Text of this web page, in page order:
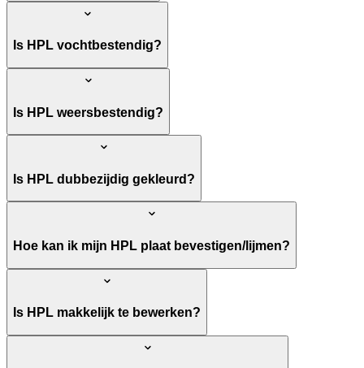
Is HPL vochtbestendig?
Is HPL weersbestendig?
Is HPL dubbezijdig gekleurd?
Hoe kan ik mijn HPL plaat bevestigen/lijmen?
Is HPL makkelijk te bewerken?